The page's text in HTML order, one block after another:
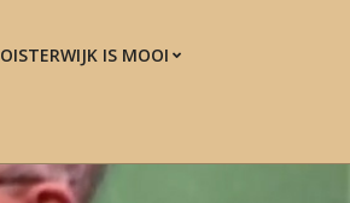
OISTERWIJK IS MOOI